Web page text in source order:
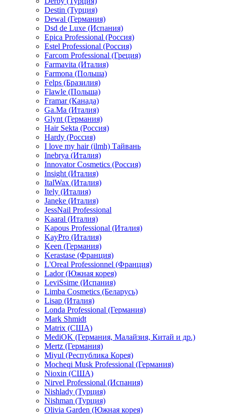
Destin (Турция)
Dewal (Германия)
Dsd de Luxe (Испания)
Epica Professional (Россия)
Estel Professional (Россия)
Farcom Professional (Греция)
Farmavita (Италия)
Farmona (Польша)
Felps (Бразилия)
Flawle (Польша)
Framar (Канада)
Ga.Ma (Италия)
Glynt (Германия)
Hair Sekta (Россия)
Hardy (Россия)
I love my hair (ilmh) Тайвань
Inebrya (Италия)
Innovator Cosmetics (Россия)
Insight (Италия)
ItalWax (Италия)
Itely (Италия)
Janeke (Италия)
JessNail Professional
Kaaral (Италия)
Kapous Professional (Италия)
KayPro (Италия)
Keen (Германия)
Kerastase (Франция)
L'Oreal Professionnel (Франция)
Lador (Южная корея)
LeviSsime (Испания)
Limba Cosmetics (Беларусь)
Lisap (Италия)
Londa Professional (Германия)
Mark Shmidt
Matrix (США)
MediOK (Германия, Малайзия, Китай и др.)
Mertz (Германия)
Miyul (Республика Корея)
Mocheqi Musk Professional (Германия)
Nioxin (США)
Nirvel Professional (Испания)
Nishlady (Турция)
Nishman (Турция)
Olivia Garden (Южная корея)